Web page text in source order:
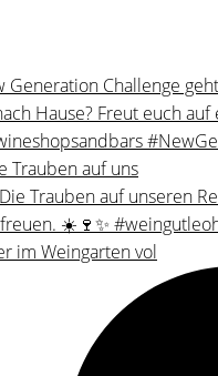
Trauben auf uns
im Weingarten vol